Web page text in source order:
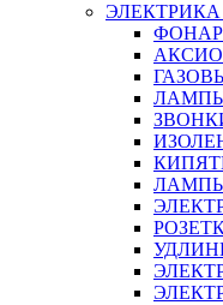
ЭЛЕКТРИКА